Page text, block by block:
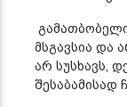
მსგავსია და
არ სუსხავს,
შესაბამისად